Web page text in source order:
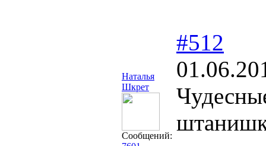
Наталья
Шкрет
Сообщений:
#512